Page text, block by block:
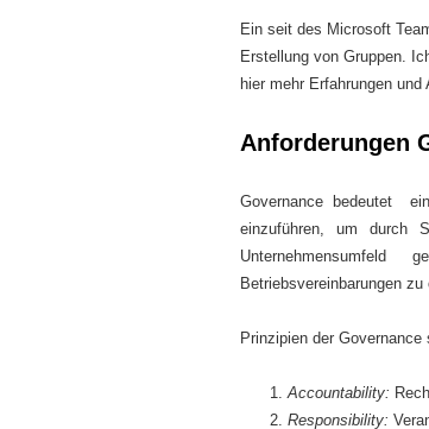
Ein seit des Microsoft
Erstellung von Gruppen.
hier mehr Erfahrungen
Anforderungen
Governance bedeutet
einzuführen, um durch
Betriebsvereinbarungen zu
Prinzipien der Governance
Accountability:
Responsibility: